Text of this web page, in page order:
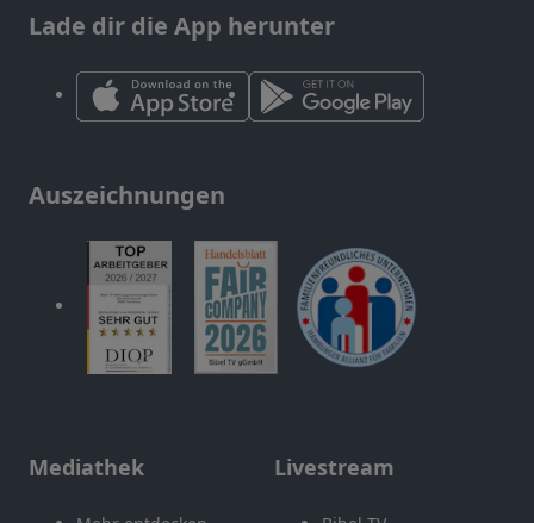
Lade dir die App herunter
Auszeichnungen
Mediathek Livestream